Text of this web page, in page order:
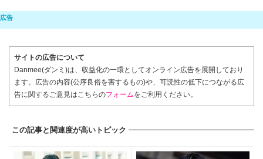
サイトの広告について
Danmee(ダンミ)は、収益化の一環としてオンライン広告を展開しており
ます。広告の内容(公序良俗を害するもの)や、可読性の低下につながる広
告に関するご意見はこちらのフォームをご利用ください。
この記事と関連度が高いトピック